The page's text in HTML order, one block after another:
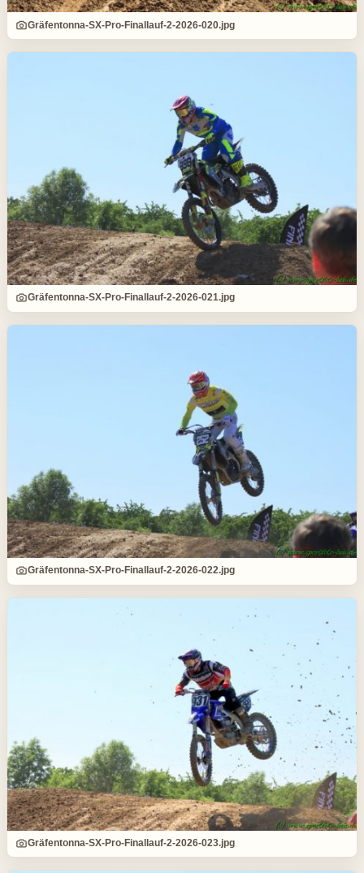
Gräfentonna-SX-Pro-Finallauf-2-2026-020.jpg
Gräfentonna-SX-Pro-Finallauf-2-2026-021.jpg
Gräfentonna-SX-Pro-Finallauf-2-2026-022.jpg
Gräfentonna-SX-Pro-Finallauf-2-2026-023.jpg